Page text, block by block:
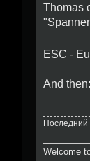
Thomas
ESC -
And
Последний
Welcome